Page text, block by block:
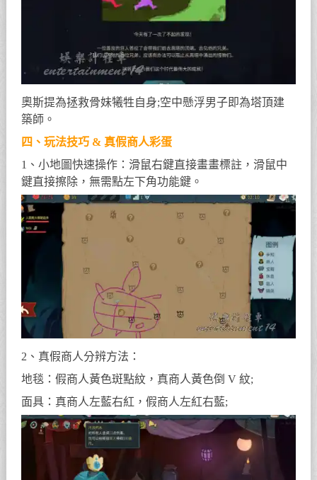
奧斯提為拯救骨妹犧牲自身;空中懸浮男子即為塔頂建
築師。
四、玩法技巧 & 真假商人彩蛋
1、小地圖快速操作：滑鼠右鍵直接畫畫標註，滑鼠中
鍵直接擦除，無需點左下角功能鍵。
2、真假商人分辨方法：
地毯：假商人黃色斑點紋，真商人黃色倒 V 紋;
面具：真商人左藍右紅，假商人左紅右藍;